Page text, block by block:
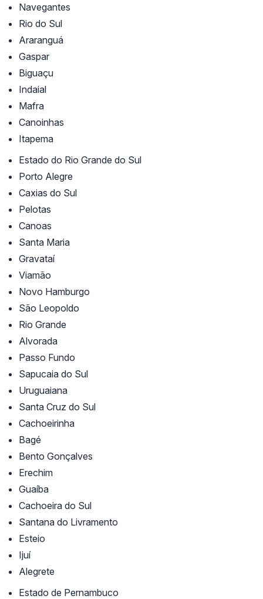
Navegantes
Rio do Sul
Araranguá
Gaspar
Biguaçu
Indaial
Mafra
Canoinhas
Itapema
Estado do Rio Grande do Sul
Porto Alegre
Caxias do Sul
Pelotas
Canoas
Santa Maria
Gravataí
Viamão
Novo Hamburgo
São Leopoldo
Rio Grande
Alvorada
Passo Fundo
Sapucaia do Sul
Uruguaiana
Santa Cruz do Sul
Cachoeirinha
Bagé
Bento Gonçalves
Erechim
Guaíba
Cachoeira do Sul
Santana do Livramento
Esteio
Ijuí
Alegrete
Estado de Pernambuco